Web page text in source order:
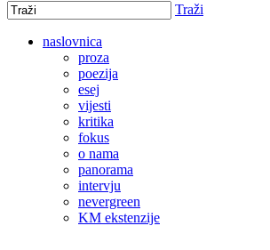
Traži
naslovnica
proza
poezija
esej
vijesti
kritika
fokus
o nama
panorama
intervju
nevergreen
KM ekstenzije